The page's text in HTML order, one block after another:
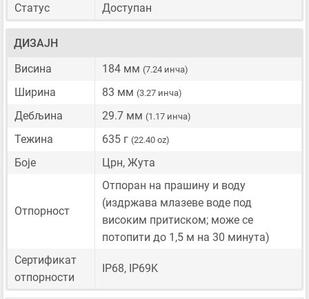
Статус Доступан
ДИЗАЈН
Висина
184 мм (7.24 инча)
Ширина 83 мм (3.27 инча)
Дебљина 29.7 мм (1.17 инча)
Тежина 635 г (22.40 oz)
Боје Црн, Жута
Отпорност
Отпоран на прашину и воду
(издржава млазеве воде под
високим притиском; може се
потопити до 1,5 м на 30 минута)
Сертификат
отпорности
IP68, IP69K